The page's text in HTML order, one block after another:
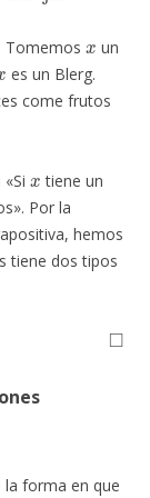
Tomemos
un
es un Blerg.
come frutos
tiene un
Por la
hemos
tiene dos tipos
◻
la forma en que